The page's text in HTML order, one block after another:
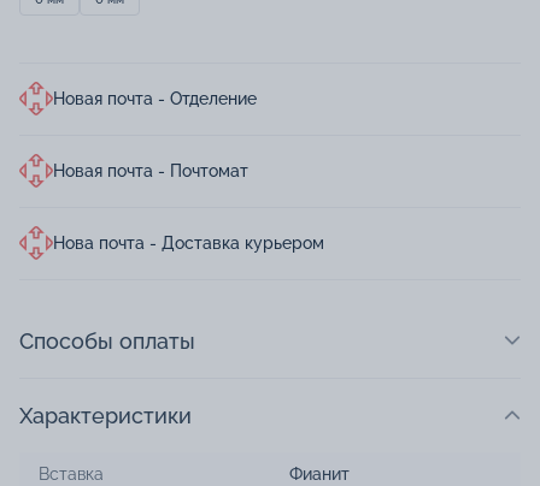
Новая почта - Отделение
Новая почта - Почтомат
Нова почта - Доставка курьером
Способы оплаты
Характеристики
Вставка Фианит